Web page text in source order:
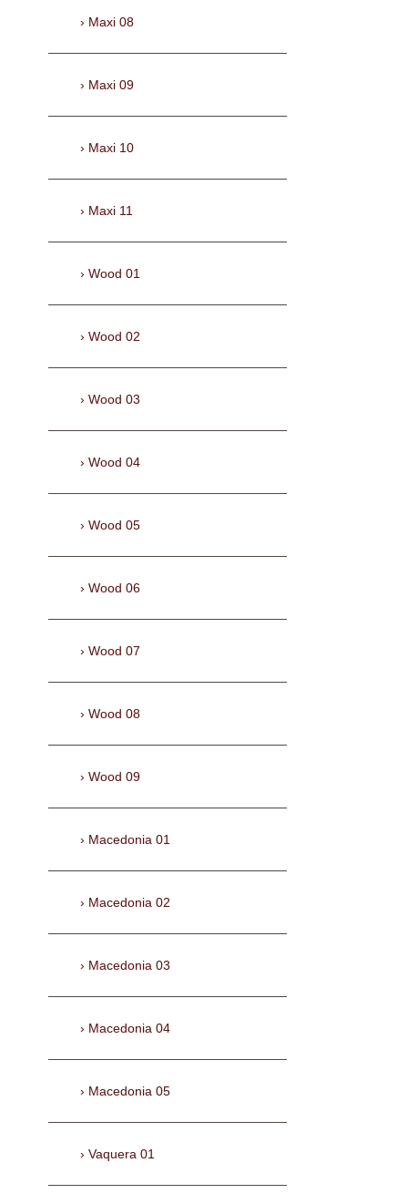
Maxi 08
Maxi 09
Maxi 10
Maxi 11
Wood 01
Wood 02
Wood 03
Wood 04
Wood 05
Wood 06
Wood 07
Wood 08
Wood 09
Macedonia 01
Macedonia 02
Macedonia 03
Macedonia 04
Macedonia 05
Vaquera 01